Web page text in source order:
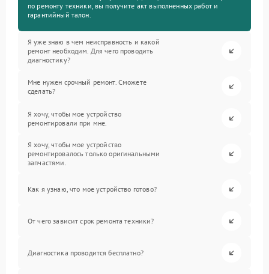
по ремонту техники, вы получите акт выполненных работ и
гарантийный талон.
Я уже знаю в чем неисправность и какой
ремонт необходим. Для чего проводить
диагностику?
Мне нужен срочный ремонт. Сможете
сделать?
Я хочу, чтобы мое устройство
ремонтировали при мне.
Я хочу, чтобы мое устройство
ремонтировалось только оригинальными
запчастями.
Как я узнаю, что мое устройство готово?
От чего зависит срок ремонта техники?
Диагностика проводится бесплатно?